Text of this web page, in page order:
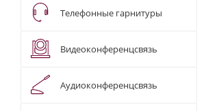
Телефонные гарнитуры
Видеоконференцсвязь
Аудиоконференцсвязь